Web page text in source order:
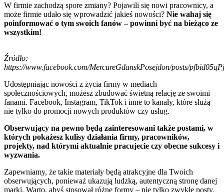
W firmie zachodzą spore zmiany? Pojawili się nowi pracownicy, a
może firmie udało się wprowadzić jakieś nowości? Nie wahaj się
poinformować o tym swoich fanów – powinni być na bieżąco ze
wszystkim!
Źródło:
https://www.facebook.com/MercureGdanskPosejdon/posts/
Udostępniając nowości z życia firmy w mediach
społecznościowych, możesz zbudować świetną relację ze swoimi
fanami. Facebook, Instagram, TikTok i inne to kanały, które służą
nie tylko do promocji nowych produktów czy usług.
Obserwujący na pewno będą zainteresowani także postami, w
których pokażesz kulisy działania firmy, pracowników,
projekty, nad którymi aktualnie pracujecie czy obecne sukcesy i
wyzwania.
Zapewniamy, że takie materiały będą atrakcyjne dla Twoich
obserwujących, ponieważ ukazują ludzką, autentyczną stronę danej
marki. Warto, abyś stosował różne formy – nie tylko zwykłe posty,